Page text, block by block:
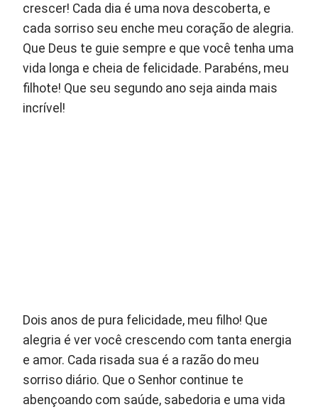
crescer! Cada dia é uma nova descoberta, e
cada sorriso seu enche meu coração de alegria.
Que Deus te guie sempre e que você tenha uma
vida longa e cheia de felicidade. Parabéns, meu
filhote! Que seu segundo ano seja ainda mais
incrível!
Dois anos de pura felicidade, meu filho! Que
alegria é ver você crescendo com tanta energia
e amor. Cada risada sua é a razão do meu
sorriso diário. Que o Senhor continue te
abençoando com saúde, sabedoria e uma vida